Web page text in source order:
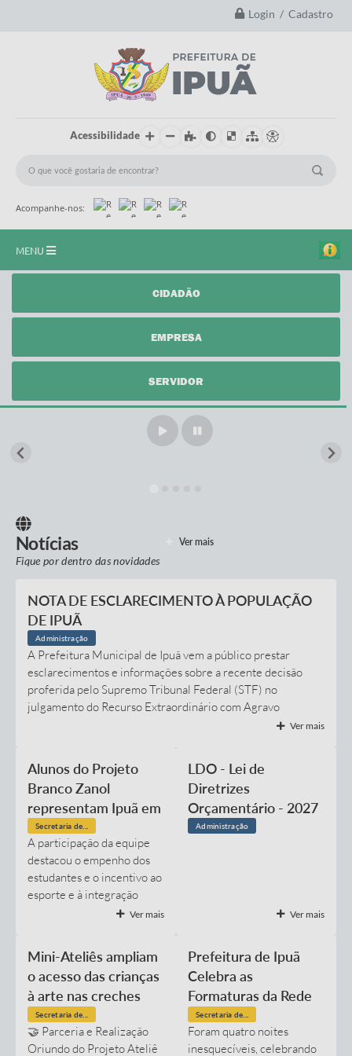
Login / Cadastro
Acessibilidade
Acompanhe-nos:
MENU
A Nossa Cidade
Editais
Carta de Serviços
Obras
Galeria de Vídeos
Diário Oficial
Projetos
Contas Públicas
Enquete
Jornal
Agenda
SIC
CIDADÃO
EMPRESA
SERVIDOR
Notícias
Fique por dentro das novidades
Ver mais
NOTA DE ESCLARECIMENTO À POPULAÇÃO
DE IPUÃ
Administração
A Prefeitura Municipal de Ipuã vem a público prestar
esclarecimentos e informações sobre a recente decisão
proferida pelo Supremo Tribunal Federal (STF) no
julgamento do Recurso Extraordinário com Agravo
1.603.338, interposto no processo judicial que trata da
de todos, pontuamos os seguintes fatos sobre a decisão: 1 -
A DECISÃO FOI FRUTO DE RECURSO DA...
Ver mais
Alunos do Projeto
Branco Zanol
representam Ipuã em
torneio regional em
Ribeirão Preto
Secretaria de...
A participação da equipe
destacou o empenho dos
estudantes e o incentivo ao
esporte e à integração
entre os jovens da região.
representar o município na
competição, promovendo
aprendizado, disciplina e
espírito de equipe. A
equipe também agradeceu
o apoio da Secretaria da
Ver mais
LDO - Lei de
Diretrizes
Orçamentário - 2027
Administração
Ver mais
Mini-Ateliês ampliam
o acesso das crianças
à arte nas creches
públicas de Ipuã
Secretaria de...
​🤝 Parceria e Realização ​
Oriundo do Projeto Ateliê
Prefeitura de Ipuã
Celebra as
Formaturas da Rede
de Educação!
Secretaria de...
​Foram quatro noites
inesquecíveis, celebrando